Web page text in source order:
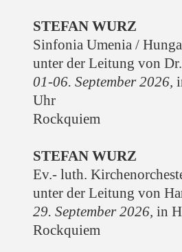
STEFAN WURZ
Sinfonia Umenia /
unter der Leitung von
01-06. September 2026,
Uhr
Rockquiem
STEFAN WURZ
Ev.- luth.
unter der Leitung von
29. September 2026, in
Rockquiem